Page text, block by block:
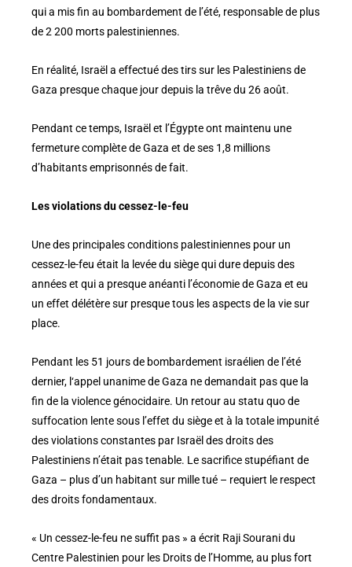
qui a mis fin au bombardement de l’été, responsable de plus
de 2 200 morts palestiniennes.
En réalité, Israël a effectué des tirs sur les Palestiniens de
Gaza presque chaque jour depuis la trêve du 26 août.
Pendant ce temps, Israël et l’Égypte ont maintenu une
fermeture complète de Gaza et de ses 1,8 millions
d’habitants emprisonnés de fait.
Les violations du cessez-le-feu
Une des principales conditions palestiniennes pour un
cessez-le-feu était la levée du siège qui dure depuis des
années et qui a presque anéanti l’économie de Gaza et eu
un effet délétère sur presque tous les aspects de la vie sur
place.
Pendant les 51 jours de bombardement israélien de l’été
dernier, l‘appel unanime de Gaza ne demandait pas que la
fin de la violence génocidaire. Un retour au statu quo de
suffocation lente sous l’effet du siège et à la totale impunité
des violations constantes par Israël des droits des
Palestiniens n’était pas tenable. Le sacrifice stupéfiant de
Gaza – plus d’un habitant sur mille tué – requiert le respect
des droits fondamentaux.
« Un cessez-le-feu ne suffit pas » a écrit Raji Sourani du
Centre Palestinien pour les Droits de l’Homme, au plus fort